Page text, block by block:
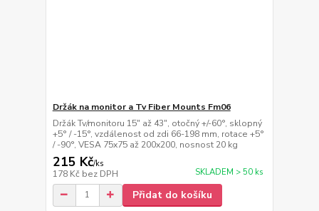
Držák na monitor a Tv Fiber Mounts Fm06
Držák Tv/monitoru 15" až 43", otočný +/-60°, sklopný
+5° / -15°, vzdálenost od zdi 66-198 mm, rotace +5°
/ -90°, VESA 75x75 až 200x200, nosnost 20 kg
215 Kč/ks
178 Kč bez DPH SKLADEM > 50 ks
Přidat do košíku